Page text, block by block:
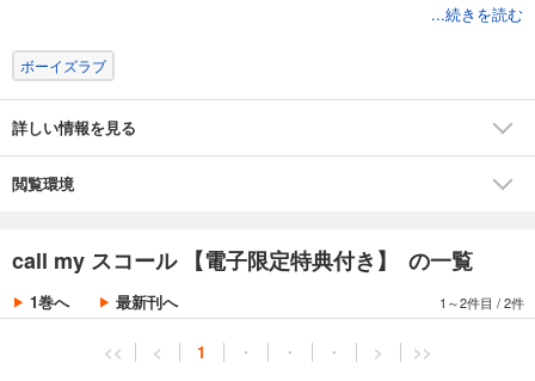
突然やってきた予測不能な恋の予感☆
ームで』スピンオフ！
上下巻同時発売！！
★単行本カバー下画像収録★
...続きを読む
ボーイズラブ
詳しい情報を見る
閲覧環境
call my スコール 【電子限定特典付き】 の一覧
1巻へ 最新刊へ 1～2件目 /2件
<< < 1 ・ ・ ・ > >>